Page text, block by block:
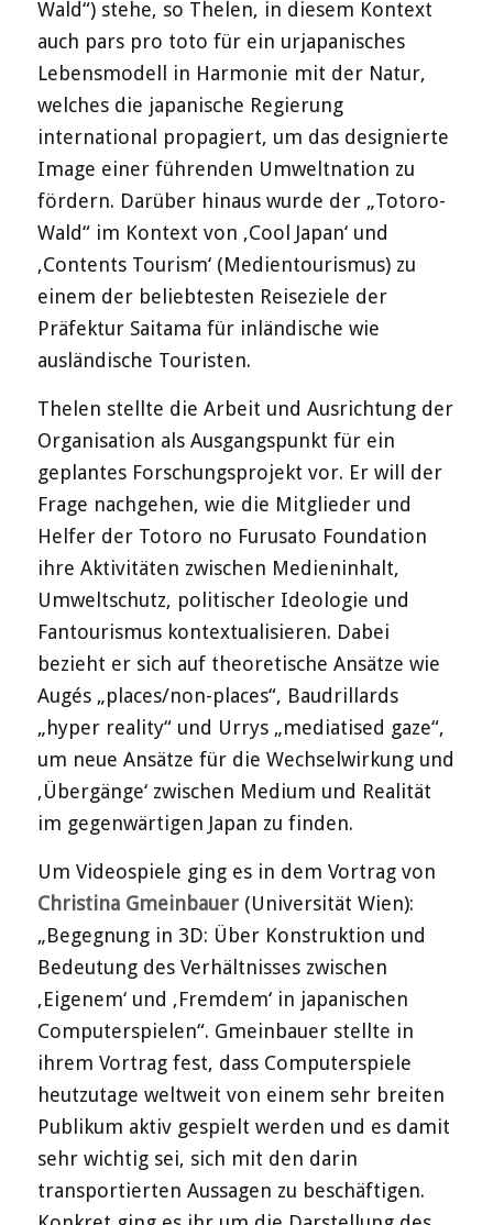
Wald“) stehe, so Thelen, in diesem Kontext
auch pars pro toto für ein urjapanisches
Lebensmodell in Harmonie mit der Natur,
welches die japanische Regierung
international propagiert, um das designierte
Image einer führenden Umweltnation zu
fördern. Darüber hinaus wurde der „Totoro-
Wald“ im Kontext von ‚Cool Japan‘ und
‚Contents Tourism‘ (Medientourismus) zu
einem der beliebtesten Reiseziele der
Präfektur Saitama für inländische wie
ausländische Touristen.
Thelen stellte die Arbeit und Ausrichtung der
Organisation als Ausgangspunkt für ein
geplantes Forschungsprojekt vor. Er will der
Frage nachgehen, wie die Mitglieder und
Helfer der Totoro no Furusato Foundation
ihre Aktivitäten zwischen Medieninhalt,
Umweltschutz, politischer Ideologie und
Fantourismus kontextualisieren. Dabei
bezieht er sich auf theoretische Ansätze wie
Augés „places/non-places“, Baudrillards
„hyper reality“ und Urrys „mediatised gaze“,
um neue Ansätze für die Wechselwirkung und
‚Übergänge‘ zwischen Medium und Realität
im gegenwärtigen Japan zu finden.
Um Videospiele ging es in dem Vortrag von
Christina Gmeinbauer(Universität Wien):
„Begegnung in 3D: Über Konstruktion und
Bedeutung des Verhältnisses zwischen
‚Eigenem‘ und ‚Fremdem‘ in japanischen
Computerspielen“. Gmeinbauer stellte in
ihrem Vortrag fest, dass Computerspiele
heutzutage weltweit von einem sehr breiten
Publikum aktiv gespielt werden und es damit
sehr wichtig sei, sich mit den darin
transportierten Aussagen zu beschäftigen.